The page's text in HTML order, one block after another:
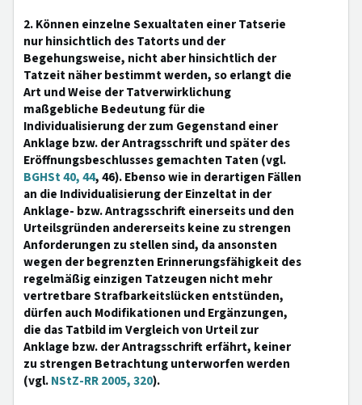
2. Können einzelne Sexualtaten einer Tatserie
nur hinsichtlich des Tatorts und der
Begehungsweise, nicht aber hinsichtlich der
Tatzeit näher bestimmt werden, so erlangt die
Art und Weise der Tatverwirklichung
maßgebliche Bedeutung für die
Individualisierung der zum Gegenstand einer
Anklage bzw. der Antragsschrift und später des
Eröffnungsbeschlusses gemachten Taten (vgl.
BGHSt 40, 44, 46). Ebenso wie in derartigen Fällen
an die Individualisierung der Einzeltat in der
Anklage- bzw. Antragsschrift einerseits und den
Urteilsgründen andererseits keine zu strengen
Anforderungen zu stellen sind, da ansonsten
wegen der begrenzten Erinnerungsfähigkeit des
regelmäßig einzigen Tatzeugen nicht mehr
vertretbare Strafbarkeitslücken entstünden,
dürfen auch Modifikationen und Ergänzungen,
die das Tatbild im Vergleich von Urteil zur
Anklage bzw. der Antragsschrift erfährt, keiner
zu strengen Betrachtung unterworfen werden
(vgl.NStZ-RR 2005, 320).